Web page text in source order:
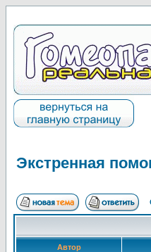
Экстренная
Автор